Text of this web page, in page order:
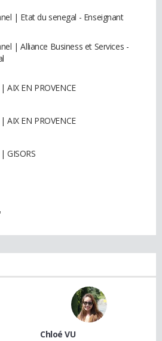
| Etat du senegal - Enseignant
| Alliance Business et Services -
EN PROVENCE
EN PROVENCE
GISORS
Chloé VU